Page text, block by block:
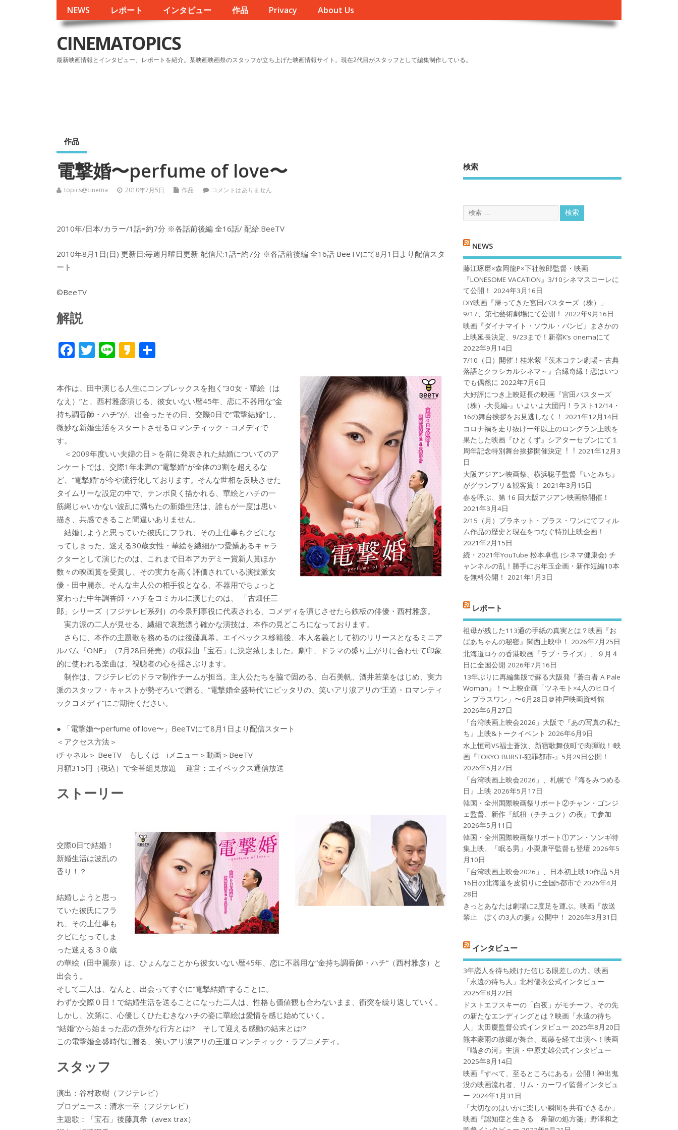
NEWS レポート インタビュー 作品 Privacy About Us
CINEMATOPICS
最新映画情報とインタビュー、レポートを紹介。某映画映画祭のスタッフが立ち上げた映画情報サイト。現在2代目がスタッフとして編集制作している。
作品
電撃婚〜perfume of love〜
topics@cinema 2010年7月5日 作品 コメントはありません
2010年/日本/カラー/1話=約7分 ※各話前後編 全16話/ 配給:BeeTV
2010年8月1日(日) 更新日:毎週月曜日更新 配信尺:1話=約7分 ※各話前後編 全16話 BeeTVにて8月1日より配信スタ
ート
©BeeTV
解説
F
e
b
o
o
k
T
itt
er
Li
e
K
k
a
o
本作は、田中演じる人生にコンプレックスを抱く”30女・華絵（は
なえ）”と、西村雅彦演じる、彼女いない暦45年、恋に不器用な“金
持ち調香師・ハチ“が、出会ったその日、交際0日で”電撃結婚“し、
微妙な新婚生活をスタートさせるロマンティック・コメディで
す。
＜2009年度いい夫婦の日＞を前に発表された結婚についてのア
ンケートでは、交際1年未満の“電撃婚”が全体の3割を超えるな
ど、“電撃婚”が今や流行化しております。そんな世相を反映させた
タイムリーな設定の中で、テンポ良く描かれる、華絵とハチの一
筋縄じゃいかない波乱に満ちたの新婚生活は、誰もが一度は思い
描き、共感できること間違いありません。
結婚しようと思っていた彼氏にフラれ、その上仕事もクビにな
ってしまった、迷える30歳女性・華絵を繊細かつ愛嬌あるキャラ
クターとして演じたのは、これまで日本アカデミー賞新人賞ほか
数々の映画賞を受賞し、その実力を高く評価されている演技派女
優・田中麗奈。そんな主人公の相手役となる、不器用でちょっと
変わった中年調香師・ハチをコミカルに演じたのは、 「古畑任三
郎」シリーズ（フジテレビ系列）の今泉刑事役に代表される、コメディを演じさせたら鉄板の俳優・西村雅彦。
実力派の二人が見せる、繊細で哀愁漂う確かな演技は、本作の見どころになっております。
さらに、本作の主題歌を務めるのは後藤真希。エイベックス移籍後、本人名義として初のリリースとなるミニア
ルバム『ONE』（7月28日発売）の収録曲「宝石」に決定致しました。劇中、ドラマの盛り上がりに合わせて印象
的に使われる楽曲は、視聴者の心を揺さぶります。
制作は、フジテレビのドラマ制作チームが担当。主人公たちを脇で固める、白石美帆、酒井若菜をはじめ、実力
派のスタッフ・キャストが勢ぞろいで贈る、”電撃婚全盛時代”にピッタリの、笑いアリ涙アリの“王道・ロマンティ
ックコメディ”にご期待ください。
● 「電撃婚〜perfume of love〜」BeeTVにて8月1日より配信スタート
＜アクセス方法＞
iチャネル＞ BeeTV もしくは iメニュー＞動画＞BeeTV
月額315円（税込）で全番組見放題 運営：エイベックス通信放送
ストーリー
交際0日で結婚！
新婚生活は波乱の
香り！？
結婚しようと思っ
ていた彼氏にフラ
れ、その上仕事も
クビになってしま
った迷える３０歳
の華絵（田中麗奈）は、ひょんなことから彼女いない暦45年、恋に不器用な“金持ち調香師・ハチ“（西村雅彦）と
出会う。
そして二人は、なんと、出会ってすぐに“電撃結婚”することに。
わずか交際０日！で結婚生活を送ることになった二人は、性格も価値観も合わないまま、衝突を繰り返していく。
しかし、次第に、心優しくひたむきなハチの姿に華絵は愛情を感じ始めていく。
“結婚”から始まった恋の意外な行方とは!? そして迎える感動の結末とは!?
この電撃婚全盛時代に贈る、笑いアリ涙アリの王道ロマンティック・ラブコメディ。
スタッフ
演出：谷村政樹（フジテレビ）
プロデュース：清水一幸（フジテレビ）
主題歌：「宝石」後藤真希（avex trax）
検索
NEWS
藤江琢磨×森岡龍P×下社敦郎監督・映画
『LONESOME VACATION』3/10シネマスコーレに
て公開！
2024年3月16日
DIY映画『帰ってきた宮田バスターズ（株）」
9/17、第七藝術劇場にて公開！
2022年9月16日
映画『ダイナマイト・ソウル・バンビ』まさかの
上映延長決定、9/23まで！新宿K’s cinemaにて
2022年9月14日
7/10（日）開催！桂米紫『茨木コテン劇場～古典
落語とクラシカルシネマ～』合縁奇縁！恋はいつ
でも偶然に 2022年7月6日
大好評につき上映延長の映画『宮田バスターズ
（株）-大長編-』いよいよ大団円！ラスト12/14・
16の舞台挨拶をお見逃しなく！
2021年12月14日
コロナ禍を⾛り抜け⼀年以上のロングラン上映を
果たした映画『ひとくず』シアターセブンにて１
周年記念特別舞台挨拶開催決定︕︕ 2021年12月3
日
大阪アジアン映画祭、横浜聡子監督『いとみち』
がグランプリ＆観客賞！
2021年3月15日
春を呼ぶ、第 16 回大阪アジアン映画祭開催！
2021年3月4日
2/15（月）プラネット・プラス・ワンにてフィル
ム作品の歴史と現在をつなぐ特別上映企画！
2021年2月15日
続・2021年YouTube 松本卓也 (シネマ健康会) チ
ャンネルの乱！勝手にお年玉企画・新作短編10本
を無料公開！
2021年1月3日
レポート
祖母が残した113通の手紙の真実とは？映画『お
ばあちゃんの秘密』関西上映中！
2026年7月25日
北海道ロケの香港映画『ラブ・ライズ』、９月４
日に全国公開 2026年7月16日
13年ぶりに再編集版で蘇る大阪発『蒼白者 A Pale
Woman』！〜上映企画「ツネモト×4人のヒロイ
ン プラスワン」〜6月28日＠神戸映画資料館
2026年6月27日
「台湾映画上映会2026」大阪で『あの写真の私た
ち』上映&トークイベント 2026年6月9日
水上恒司VS福士蒼汰、新宿歌舞伎町で肉弾戦！!映
画『TOKYO BURST-犯罪都市-』5月29日公開！
2026年5月27日
「台湾映画上映会2026」、札幌で『海をみつめる
日』上映 2026年5月17日
韓国・全州国際映画祭リポート②チャン・ゴンジ
ェ監督、新作『紙杻（チチュク）の夜』で参加
2026年5月11日
韓国・全州国際映画祭リポート①アン・ソンギ特
集上映、「眠る男」小栗康平監督も登壇 2026年5
月10日
「台湾映画上映会2026」、日本初上映10作品 5月
16日の北海道を皮切りに全国5都市で 2026年4月
28日
きっとあなたは劇場に2度足を運ぶ。映画『放送
禁止 ぼくの3人の妻』公開中！
2026年3月31日
インタビュー
3年恋人を待ち続けた信じる眼差しの力。映画
「永遠の待ち人」北村優衣公式インタビュー
2025年8月22日
ドストエフスキーの「白夜」がモチーフ。その先
の新たなエンディングとは？映画「永遠の待ち
人」太田慶監督公式インタビュー 2025年8月20日
熊本豪雨の故郷が舞台、葛藤を経て出演へ！映画
『囁きの河』主演・中原丈雄公式インタビュー
2025年8月14日
映画『すべて、至るところにある』公開！神出鬼
没の映画流れ者、リム・カーワイ監督インタビュ
ー 2024年1月31日
「大切なのはいかに楽しい瞬間を共有できるか」
映画『認知症と生きる 希望の処方箋』野澤和之